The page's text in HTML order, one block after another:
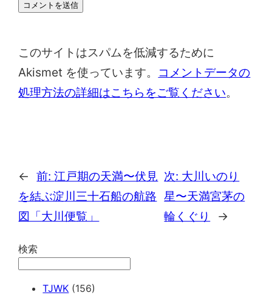
このサイトはスパムを低減するために
Akismet を使っています。
コメントデータの
処理方法の詳細はこちらをご覧ください。
← 前:江戸期の天満〜伏見
を結ぶ淀川三十石船の航路
図「大川便覧」
次: 大川いのり
星〜天満宮茅の
輪くぐり
→
検索
TJWK (156)